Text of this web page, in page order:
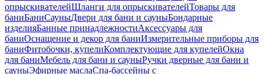
опрыскивателейШланги для опрыскивателейТовары для
баниБаниСауныДвери для бани и сауныБондарные
изделияБанные принадлежностиАксессуары для
баниОснащение и декор для баниИзмерительные приборы для
баниФитобочки, купелиКомплектующие для купелейОкна
для баниМебель для бани и сауныРучки дверные для бани и
сауныЭфирные маслаСпа-бассейны с